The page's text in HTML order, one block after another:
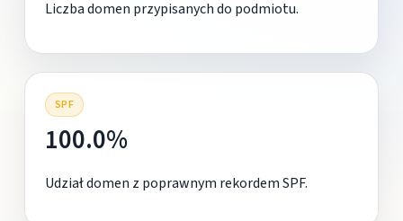
Liczba domen przypisanych do podmiotu.
SPF
100.0%
Udział domen z poprawnym rekordem SPF.